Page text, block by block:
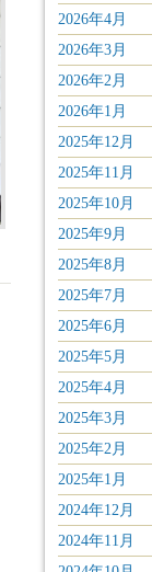
2026年4月
2026年3月
2026年2月
2026年1月
2025年12月
2025年11月
2025年10月
2025年9月
2025年8月
2025年7月
2025年6月
2025年5月
2025年4月
2025年3月
2025年2月
2025年1月
2024年12月
2024年11月